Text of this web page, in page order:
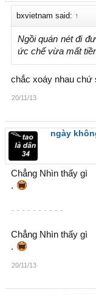
bxvietnam said: ↑
Ngồi quán nét đi
ức chế vừa mất
chắc xoáy nhau chứ
20/11/13
ngày
Chẳng Nhìn thấy gì
.
- - - - - - - - - -
Chẳng Nhìn thấy gì
.
20/11/13